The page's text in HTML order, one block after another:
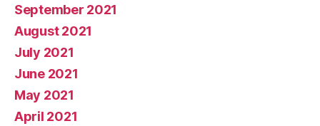
September 2021
August 2021
July 2021
June 2021
May 2021
April 2021